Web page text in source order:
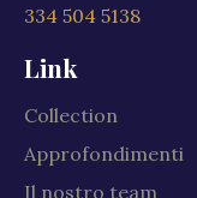
334 504 5138
Link
Collection
Approfondimenti
Il nostro team